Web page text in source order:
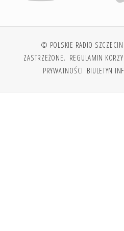
© POLSKIE RADIO
ZASTRZEŻONE. REGULAMIN
PRYWATNOŚCI BIULETYN